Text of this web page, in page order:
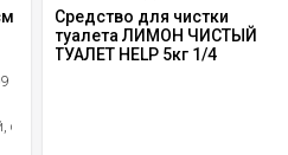
оранжевый
Средство для чистки
туалета ЛИМОН ЧИСТЫЙ
ТУАЛЕТ HELP 5кг 1/4